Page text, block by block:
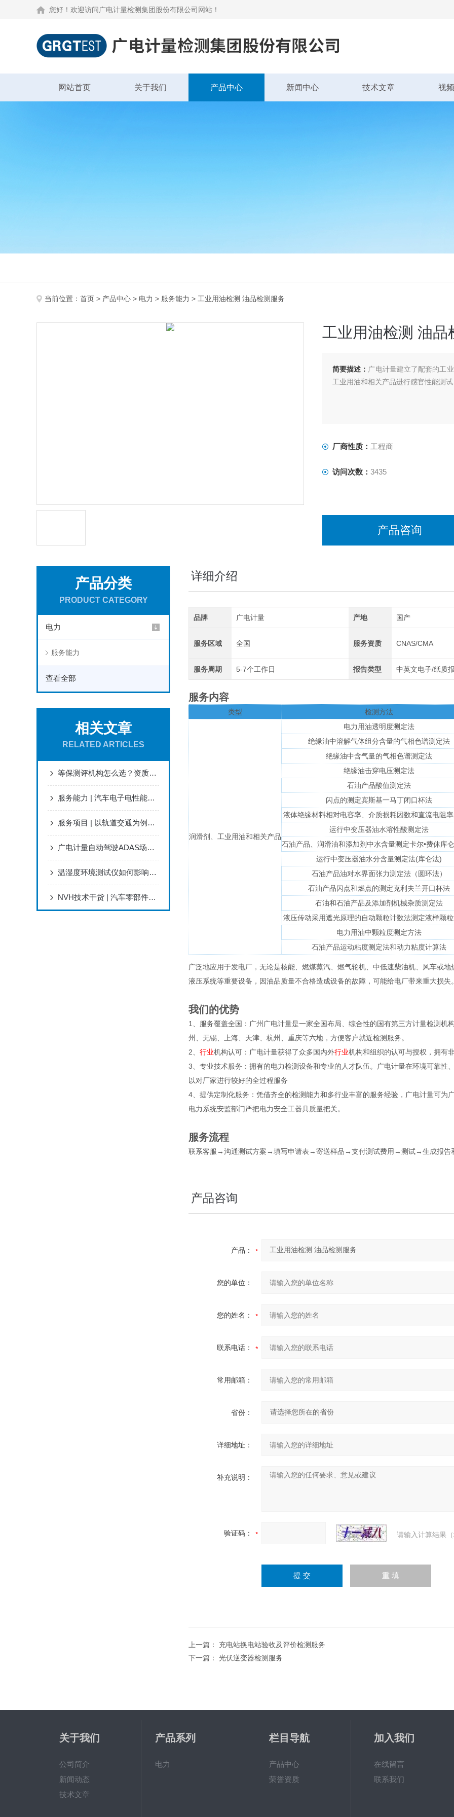
您好！欢迎访问广电计量检测集团股份有限公司网站！
网站首页 关于我们 产品中心 新闻中心 技术文章 视
当前位置： 首页 > 产品中心 > 电力 > 服务能力 > 工业用油检测 油品检测服务
工业用油检测 油品
简要描述： 广电计量建立了配套的工
⼯业⽤油和相关产品进行感官性能测
厂商性质： 工程商
访问次数： 3435
产品咨询
产品分类
PRODUCT CATEGORY
电力
服务能力
查看全部
相关文章
RELATED ARTICLES
等保测评机构怎么选？资质、经验、服务能力三大标准
服务能力 | 汽车电子电性能测试
服务项目 | 以轨道交通为例的防火阻燃服务能力
广电计量自动驾驶ADAS场地及道路测试服务能力基础介绍
温湿度环境测试仪如何影响实验结果？
NVH技术干货 | 汽车零部件调制音问题分析研究
详细介绍
品牌 广电计量 产地 国产
服务区域 全国 服务资质 CNAS/CMA
服务周期 5-7个工作日 报告类型 中英文电子/纸质
服务内容
类型 检测方法
润滑剂、⼯业用油和相关产品
电力⽤油透明度测定法
绝缘油中溶解气体组分含量的气相⾊谱测定法
绝缘油中含气量的气相⾊谱测定法
绝缘油击穿电压测定法
石油产品酸值测定法
闪点的测定宾斯基⼀马丁闭口杯法
液体绝缘材料相对电容率、介质损耗因数和直流电阻
运行中变压器油⽔溶性酸测定法
⽯油产品、润滑油和添加剂中水含量测定卡尔•费休库
运⾏中变压器油水分含量测定法(库仑法)
⽯油产品油对水界⾯张力测定法（圆环法）
⽯油产品闪点和燃点的测定克利夫兰开口杯法
⽯油和⽯油产品及添加剂机械杂质测定法
液压传动采用遮光原理的⾃动颗粒计数法测定液样颗
电力用油中颗粒度测定⽅法
⽯油产品运动粘度测定法和动力粘度计算法
⼴泛地应⽤于发电厂，无论是核能、燃煤蒸汽、燃⽓轮机、中低速柴油机、风车或
液压系统等重要设备，因油品质量不合格造成设备的故障，可能给电厂带来重大损失
我们的优势
1、服务覆盖全国：广州广电计量是一家全国布局、综合性的国有第三方计量检测机
州、无锡、上海、天津、杭州、重庆等六地，方便客户就近检测服务。
2、 行业机构认可：广电计量获得了众多国内外行业机构和组织的认可与授权，拥有
3、专业技术服务：拥有的电力检测设备和专业的人才队伍。广电计量在环境可靠性
以对厂家进行较好的全过程服务
4、提供定制化服务：凭借齐全的检测能力和多行业丰富的服务经验，广电计量可为
电力系统安监部门严把电力安全⼯器具质量把关。
服务流程
联系客服→沟通测试方案→填写申请表→寄送样品→支付测试费用→测试→生成报告
产品咨询
产品：
您的单位：
您的姓名：
联系电话：
常用邮箱：
省份：
详细地址：
补充说明：
验证码： 请输入计算结果
上一篇： 充电站换电站验收及评价检测服务
下一篇： 光伏逆变器检测服务
关于我们
公司简介
新闻动态
技术文章
产品系列
电力
栏目导航
产品中心
荣誉资质
加入我们
在线留言
联系我们